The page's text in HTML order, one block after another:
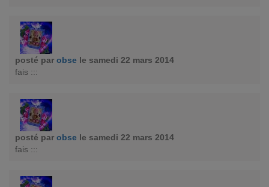
posté par obse le samedi 22 mars 2014
fais :::
posté par obse le samedi 22 mars 2014
fais :::